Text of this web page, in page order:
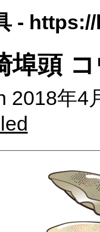
-
埠頭
2018年4